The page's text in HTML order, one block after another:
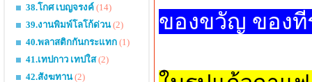
38.โกศ เบญจรงค์ (14)
39.งานพิมพ์โลโก้ด่วน(2)
40.พลาสติกกันกระแทก (1)
41.เทปกาว เทปใส(2)
42.สังฆทาน(2)
ของขวัญ ของที่